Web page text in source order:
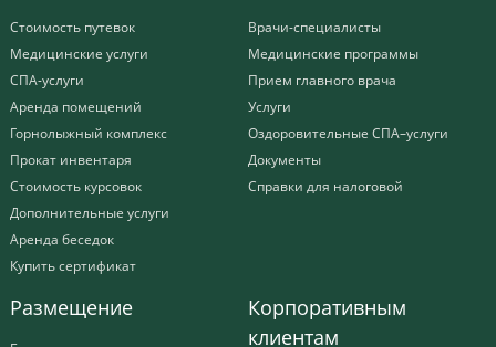
Стоимость путевок
Медицинские услуги
СПА-услуги
Аренда помещений
Горнолыжный комплекс
Прокат инвентаря
Стоимость курсовок
Дополнительные услуги
Аренда беседок
Купить сертификат
Врачи-специалисты
Медицинские программы
Прием главного врача
Услуги
Оздоровительные СПА–услуги
Документы
Справки для налоговой
Размещение
Корпоративным
клиентам